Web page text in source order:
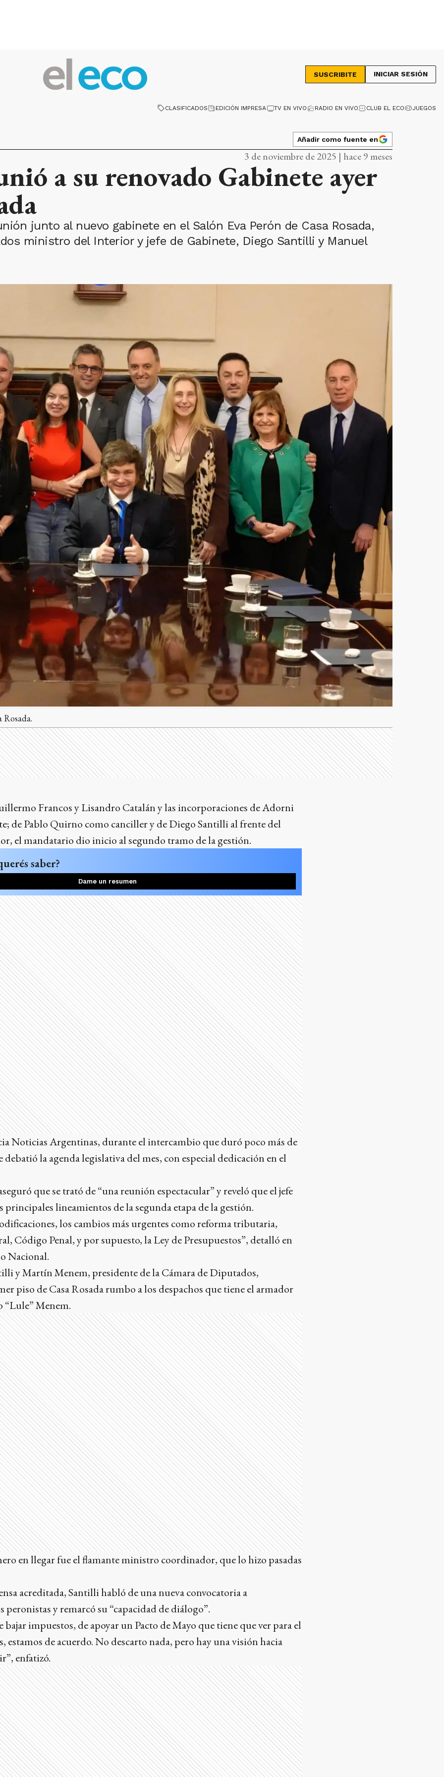
SUSCRIBITE INICIAR SESIÓN
CLASIFICADOS EDICIÓN IMPRESA TV EN VIVO RADIO EN VIVO CLUB EL ECO JUEGOS
Añadir como fuente en
3 de noviembre de 2025 | hace 9 meses
a su renovado Gabinete ayer
junto al nuevo gabinete en el Salón Eva Perón de Casa Rosada,
ministro del Interior y jefe de Gabinete, Diego Santilli y Manuel
Francos y Lisandro Catalán y las incorporaciones de Adorni
de Pablo Quirno como canciller y de Diego Santilli al frente del
el mandatario dio inicio al segundo tramo de la gestión.
saber?
Dame un resumen
Noticias Argentinas, durante el intercambio que duró poco más de
debatió la agenda legislativa del mes, con especial dedicación en el
que se trató de “una reunión espectacular” y reveló que el jefe
principales lineamientos de la segunda etapa de la gestión.
los cambios más urgentes como reforma tributaria,
Código Penal, y por supuesto, la Ley de Presupuestos”, detalló en
Nacional.
y Martín Menem, presidente de la Cámara de Diputados,
piso de Casa Rosada rumbo a los despachos que tiene el armador
Menem.
en llegar fue el flamante ministro coordinador, que lo hizo pasadas
acreditada, Santilli habló de una nueva convocatoria a
peronistas y remarcó su “capacidad de diálogo”.
bajar impuestos, de apoyar un Pacto de Mayo que tiene que ver para el
de acuerdo. No descarto nada, pero hay una visión hacia
enfatizó.